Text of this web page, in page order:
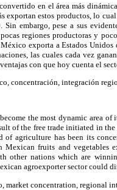
en el área más
exportan estos productos, lo
embargo, pese a sus
regiones productoras y
exporta a Estados Unidos
las cuales cada vez
con que hoy cuenta el
concentración, integración
the most dynamic area
of the free trade initiated in
agriculture has been its
Mexican fruits and vegetables
other nations which are
agroexporter sector could
, market concentration, regional